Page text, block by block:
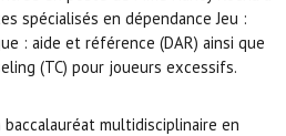
spécialisés en dépendance Jeu :
: aide et référence (DAR) ainsi que
(TC) pour joueurs excessifs.
multidisciplinaire en